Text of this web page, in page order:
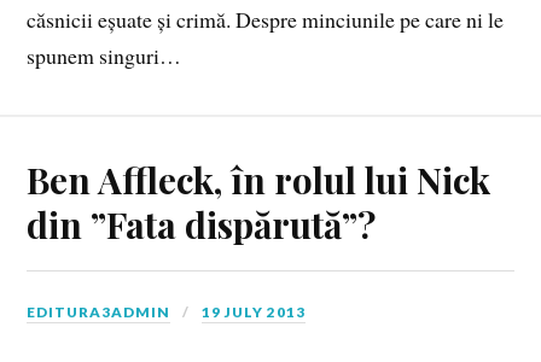
căsnicii eșuate și crimă. Despre minciunile pe care ni le
spunem singuri…
Ben Affleck, în rolul lui Nick
din ”Fata dispărută”?
EDITURA3ADMIN 19 JULY 2013